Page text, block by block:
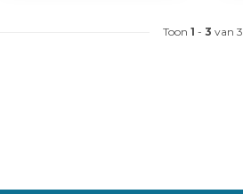
Toon 1 - 3 van 3